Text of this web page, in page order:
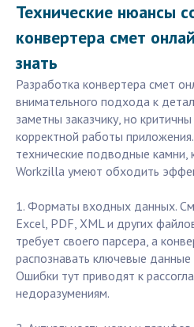
Технические нюансы
конвертера смет
знать
Разработка конвертера смет
внимательного подхода к
заметны заказчику, но
корректной работы
технические подводные камни,
Workzilla умеют обходить
1. Форматы входных данных.
Excel, PDF, XML и других
требует своего парсера, а
распознавать ключевые
Ошибки тут приводят к
недоразумениям.